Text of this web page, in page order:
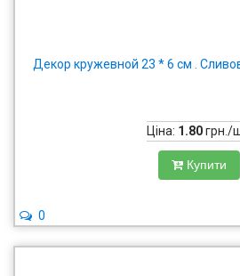
Декор кружевной 23 * 6 см .
Ціна: 1.80грн./
Купити
0